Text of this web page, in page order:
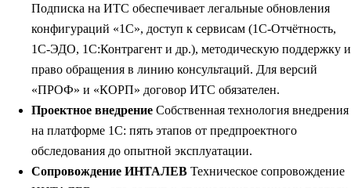
Подписка на ИТС обеспечивает легальные обновления
конфигураций «1С», доступ к сервисам (1С-Отчётность,
1С-ЭДО, 1С:Контрагент и др.), методическую поддержку и
право обращения в линию консультаций. Для версий
«ПРОФ» и «КОРП» договор ИТС обязателен.
Проектное внедрение Собственная технология внедрения
на платформе 1С: пять этапов от предпроектного
обследования до опытной эксплуатации.
Сопровождение ИНТАЛЕВ Техническое сопровождение